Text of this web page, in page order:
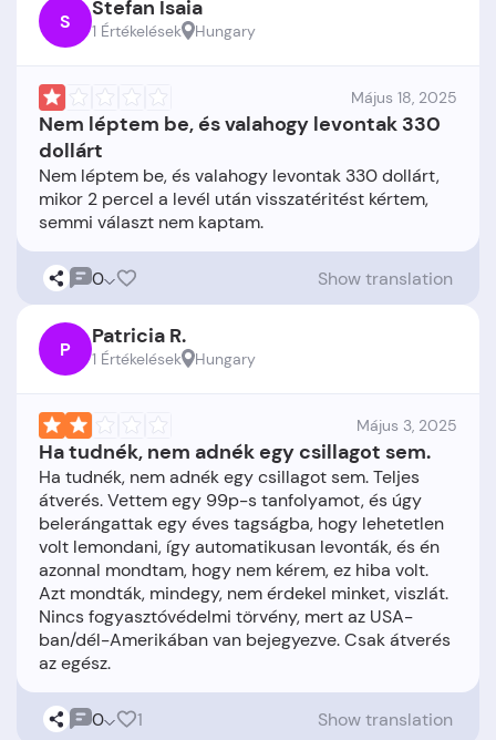
S Stefan Isaia
1 Értékelések Hungary
Május 18, 2025
Nem léptem be, és valahogy levontak 330
dollárt
Nem léptem be, és valahogy levontak 330 dollárt,
mikor 2 percel a levél után visszatéritést kértem,
0 Show translation
P Patricia R.
1 Értékelések Hungary
Május 3, 2025
Ha tudnék, nem adnék egy csillagot sem.
Ha tudnék, nem adnék egy csillagot sem. Teljes
átverés. Vettem egy 99p-s tanfolyamot, és úgy
belerángattak egy éves tagságba, hogy lehetetlen
volt lemondani, így automatikusan levonták, és én
azonnal mondtam, hogy nem kérem, ez hiba volt.
Azt mondták, mindegy, nem érdekel minket, viszlát.
Nincs fogyasztóvédelmi törvény, mert az USA-
ban/dél-Amerikában van bejegyezve. Csak átverés
0 1 Show translation